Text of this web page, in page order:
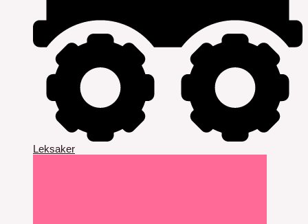
Leksaker